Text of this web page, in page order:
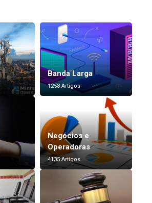
Banda Larga
1258 Artigos
Negócios e
Operadoras
4135 Artigos